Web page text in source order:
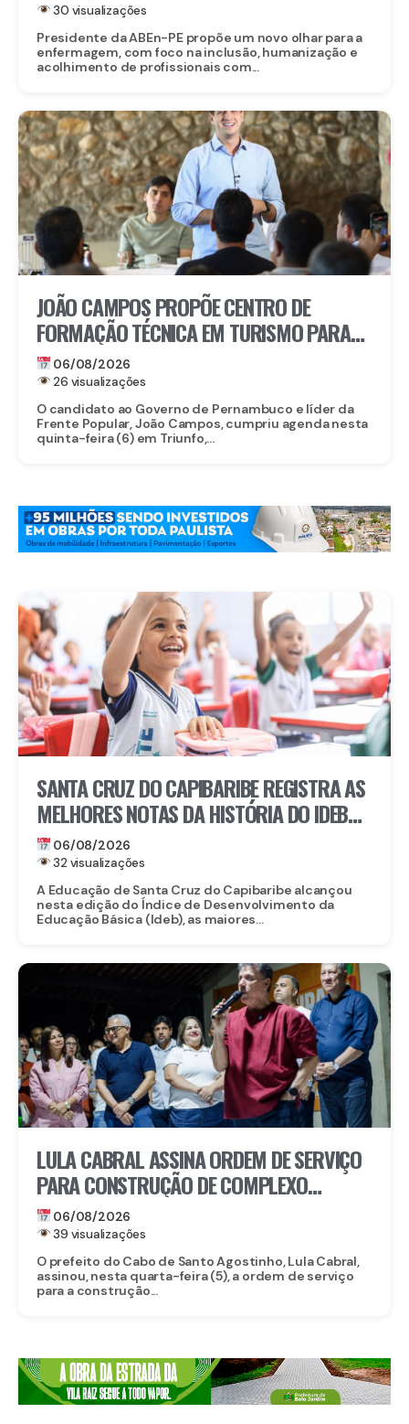
ATÍPICOS EM PERNAMBUCO
30 visualizações
Presidente da ABEn-PE propõe um novo olhar para a
enfermagem, com foco na inclusão, humanização e
acolhimento de profissionais com...
JOÃO CAMPOS PROPÕE CENTRO DE
FORMAÇÃO TÉCNICA EM TURISMO PARA
FORTALECER TRIUNFO
06/08/2026
26 visualizações
O candidato ao Governo de Pernambuco e líder da
Frente Popular, João Campos, cumpriu agenda nesta
quinta-feira (6) em Triunfo,...
SANTA CRUZ DO CAPIBARIBE REGISTRA AS
MELHORES NOTAS DA HISTÓRIA DO IDEB
NA REDE MUNICIPAL
06/08/2026
32 visualizações
A Educação de Santa Cruz do Capibaribe alcançou
nesta edição do Índice de Desenvolvimento da
Educação Básica (Ideb), as maiores...
LULA CABRAL ASSINA ORDEM DE SERVIÇO
PARA CONSTRUÇÃO DE COMPLEXO
EDUCACIONAL EM SERRARIA
06/08/2026
39 visualizações
O prefeito do Cabo de Santo Agostinho, Lula Cabral,
assinou, nesta quarta-feira (5), a ordem de serviço
para a construção...